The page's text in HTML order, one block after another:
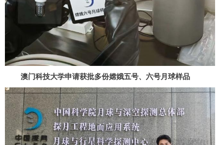
澳门科技大学申请获批多份嫦娥五号、六号月球样品